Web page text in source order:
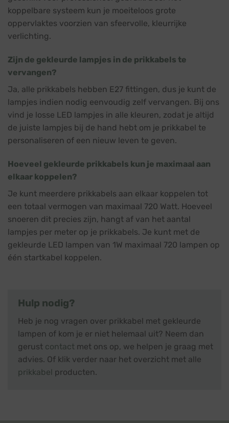
koppelbare systeem kun je moeiteloos grote
oppervlaktes voorzien van sfeervolle, kleurrijke
verlichting.
Zijn de gekleurde lampjes in de prikkabels te
vervangen?
Ja, alle prikkabels hebben E27 fittingen, dus je kunt de
lampjes indien nodig eenvoudig zelf vervangen. Bij ons
vind je losse LED lampjes in alle kleuren, zodat je altijd
de juiste lampjes bij de hand hebt om je prikkabel te
personaliseren of een nieuw leven te geven.
Hoeveel gekleurde prikkabels kun je maximaal aan
elkaar koppelen?
Je kunt meerdere prikkabels aan elkaar koppelen tot
een totaal vermogen van maximaal 720 Watt. Hoeveel
snoeren dit precies zijn, hangt af van het aantal
lampjes per meter op je prikkabels. Je kunt met de
gekleurde LED lampen van 1W maximaal 720 lampen op
één startkabel koppelen.
Hulp nodig?
Heb je nog vragen over prikkabel met gekleurde
lampen of kom je er niet helemaal uit? Neem dan
gerust contact met ons op, we helpen je graag met
advies. Of klik verder naar het overzicht met alle
prikkabel producten.